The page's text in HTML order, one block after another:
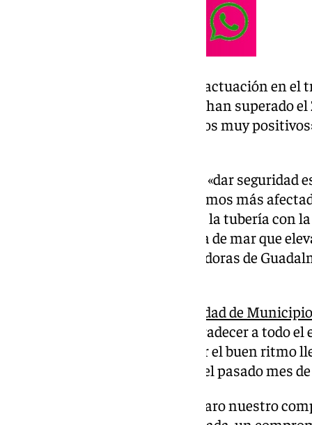
La sociedad ya ha iniciado esta actuación en
Estepona donde los trabajos ya han superado
obteniendo «unos primeros datos muy
Con esta actuación se pretende «dar
saneamiento integral en los tramos más
permitiendo la estanqueidad de la tubería con
evitando las filtraciones de agua de mar que
de entrada a las plantas depuradoras de
Mancomunidad de
Manuel Cardeña, ha querido agradecer a todo
complicado de los trabajos y por el buen ritmo
inclemencias meteorológicas del pasado mes
«Con esta actuación dejamos claro nuestro